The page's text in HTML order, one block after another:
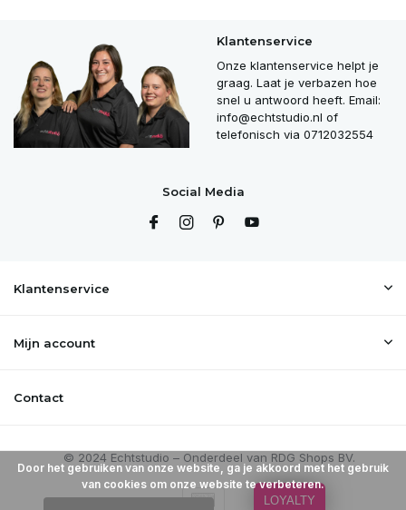
Klantenservice
Onze klantenservice helpt je
graag. Laat je verbazen hoe
snel u antwoord heeft. Email:
info@echtstudio.nl of
telefonisch via 0712032554
Social Media
Klantenservice
Mijn account
Contact
Door het gebruiken van onze website, ga je akkoord met het gebruik
van cookies om onze website te verbeteren.
LOYALTY